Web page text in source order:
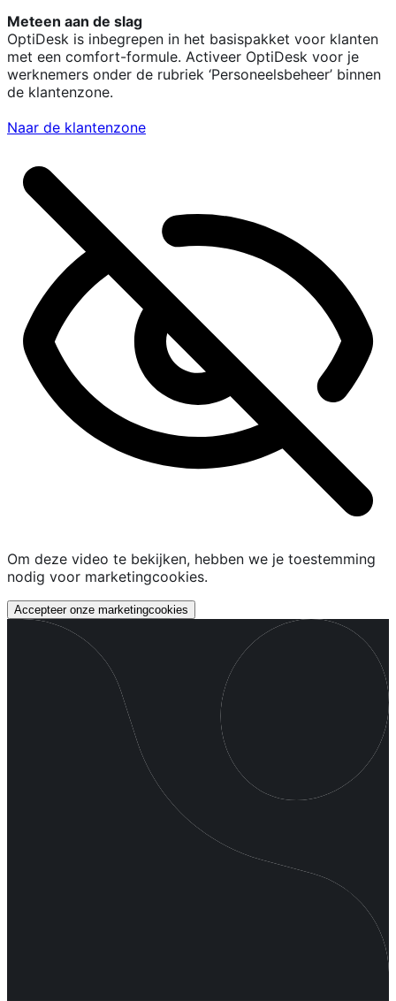
Meteen aan de slag
OptiDesk is inbegrepen in het basispakket voor klanten
met een comfort-formule. Activeer OptiDesk voor je
werknemers onder de rubriek ‘Personeelsbeheer’ binnen
de klantenzone.
Naar de klantenzone
Om deze video te bekijken, hebben we je toestemming
nodig voor marketingcookies.
Accepteer onze marketingcookies